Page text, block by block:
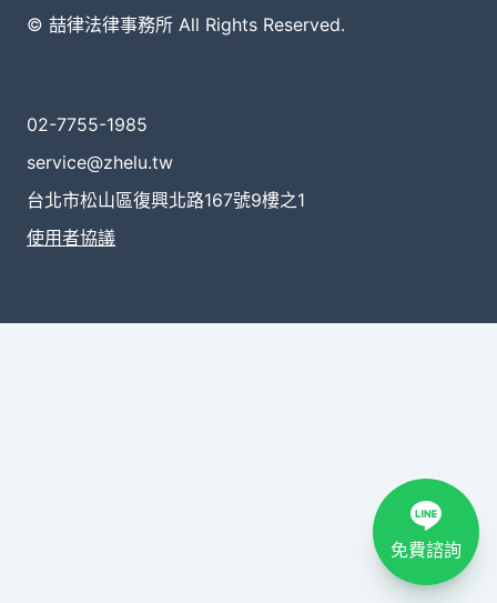
© 喆律法律事務所 All Rights Reserved.
02-7755-1985
service@zhelu.tw
台北市松山區復興北路167號9樓之1
使用者協議
免費諮詢